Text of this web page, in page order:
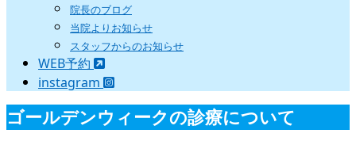
院長のブログ
当院よりお知らせ
スタッフからのお知らせ
WEB予約
instagram
ゴールデンウィークの診療について